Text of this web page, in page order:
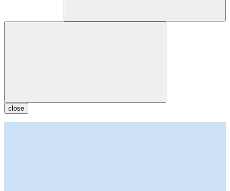
close